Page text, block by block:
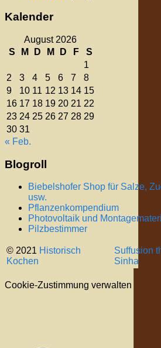
Kalender
August 2026
S
M D M D F
S
1
2
3 4 5 6 7
8
9
10 11 12 13 14 15
16 17 18 19 20 21 22
23 24 25 26 27 28 29
30 31
« Feb.
Blogroll
Biebelshofer Shop für Salze,
usw.
Pflanzenkompendium
Photovoltaik und
Pilzbestimmer
© 2021 Historisch
Kochen
Suffusion
Sinha
Cookie-Zustimmung verwalten